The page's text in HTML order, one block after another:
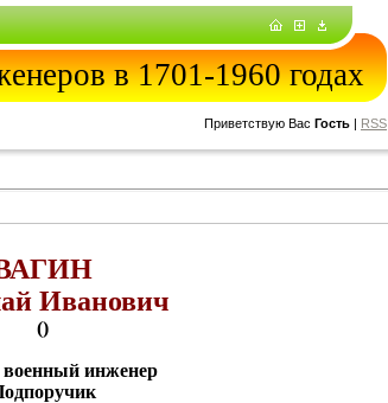
в 1701-1960 годах
Приветствую Вас Гость | RSS
Иванович
()
военный инженер